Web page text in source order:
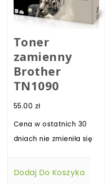
Toner
zamienny
Brother
TN1090
55.00 zł
Cena w ostatnich 30
dniach nie zmieniła się
Dodaj Do Koszyka